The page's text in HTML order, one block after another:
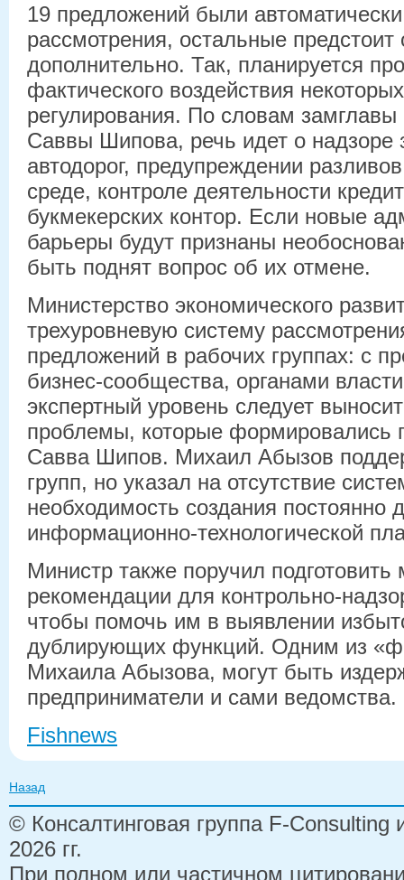
19 предложений были
рассмотрения, остальные предстоит
дополнительно. Так, планируется
фактического воздействия
регулирования. По словам
Саввы Шипова, речь идет о надзоре
автодорог, предупреждении
среде, контроле деятельности
букмекерских контор. Если новые
барьеры будут признаны
быть поднят вопрос об их отмене.
Министерство экономического
трехуровневую систему
предложений в рабочих группах: с
бизнес-сообщества, органами
экспертный уровень следует
проблемы, которые формировались
Савва Шипов. Михаил Абызов
групп, но указал на отсутствие
необходимость создания постоянно
информационно-технологической
Министр также поручил подготовить
рекомендации для контрольно-
чтобы помочь им в выявлении
дублирующих функций. Одним из
Михаила Абызова, могут быть
предприниматели и сами ведомства.
Fishnews
Назад
© Консалтинговая группа F-
2026 гг.
При полном или частичном